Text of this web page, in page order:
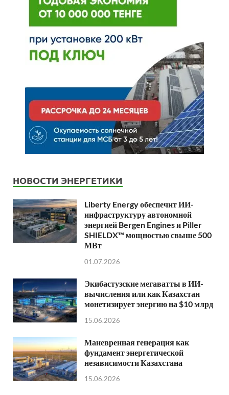
НОВОСТИ ЭНЕРГЕТИКИ
Liberty Energy обеспечит ИИ-
инфраструктуру автономной
энергией Bergen Engines и Piller
SHIELDX™ мощностью свыше 500
МВт
01.07.2026
Экибастузские мегаватты в ИИ-
вычисления или как Казахстан
монетизирует энергию на $10 млрд
15.06.2026
Маневренная генерация как
фундамент энергетической
независимости Казахстана
15.06.2026